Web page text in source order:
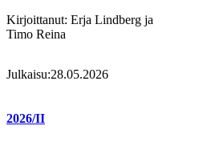
Kirjoittanut: Erja Lindberg ja
Timo Reina
Julkaisu:28.05.2026
2026/II